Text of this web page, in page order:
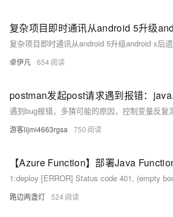
卓伊凡 654
游客lijmi4663rgsa 750
路边两盏灯 524